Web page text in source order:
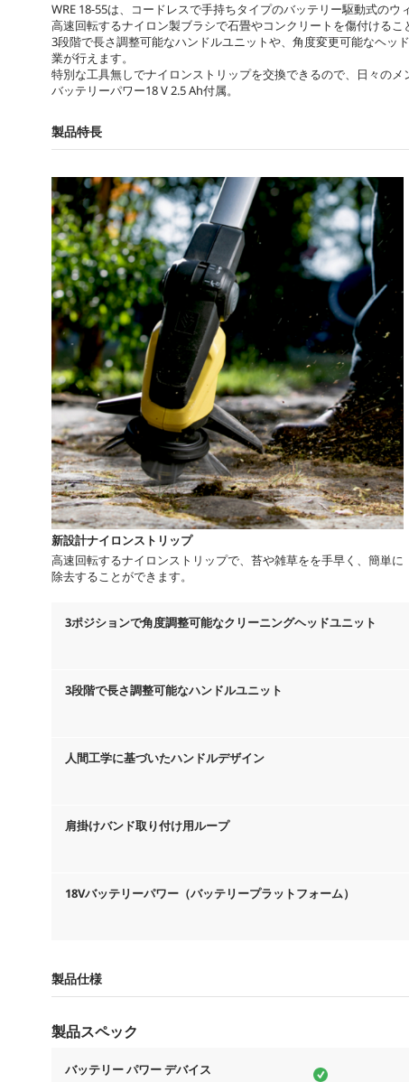
e
e
件
数
WRE 18-55は、コードレスで手持ちタイプのバッテリー駆動式のウ
高速回転するナイロン製ブラシで石畳やコンクリートを傷付けるこ
3段階で長さ調整可能なハンドルユニットや、角度変更可能なヘ
業が行えます。
特別な工具無しでナイロンストリップを交換できるので、日々のメ
バッテリーパワー18 V 2.5 Ah付属。
製品特長
新設計ナイロンストリップ
高速回転するナイロンストリップで、苔や雑草をを手早く、簡単に
除去することができます。
3ポジションで角度調整可能なクリーニングヘッドユニット
3段階で長さ調整可能なハンドルユニット
人間工学に基づいたハンドルデザイン
肩掛けバンド取り付け用ループ
18Vバッテリーパワー（バッテリープラットフォーム）
製品仕様
製品スペック
バッテリー パワー デバイス